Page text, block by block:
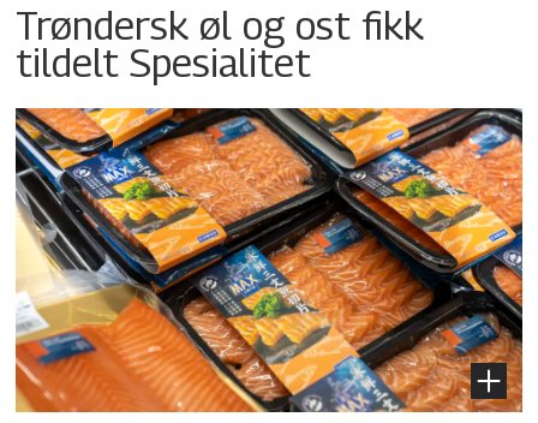
Trøndersk øl og ost fikk
tildelt Spesialitet